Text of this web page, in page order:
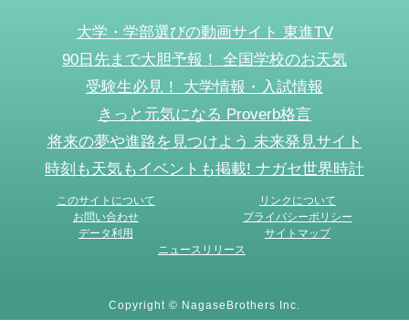
大学・学部選びの動画サイト 東進TV
90日先まで大胆予報！ 全国学校のお天気
受験生必見！ 大学情報・入試情報
きっと元気になる Proverb格言
将来の夢や進路を見つけよう 未来発見サイト
時刻も天気もイベントも掲載! ナガセ世界時計
このサイトについて
リンクについて
お問い合わせ
プライバシーポリシー
データ利用
サイトマップ
ニュースリリース
Copyright © NagaseBrothers Inc.